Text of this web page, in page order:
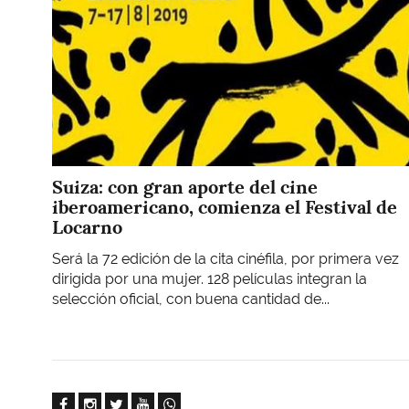
Suiza: con gran aporte del cine
iberoamericano, comienza el Festival de
Locarno
Será la 72 edición de la cita cinéfila, por primera vez
dirigida por una mujer. 128 películas integran la
selección oficial, con buena cantidad de...